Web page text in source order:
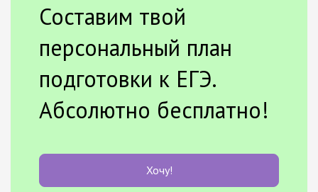
Составим твой
персональный план
подготовки к ЕГЭ.
Абсолютно бесплатно!
Хочу!